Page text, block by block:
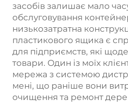
засобів залишає мало
обслуговування
низькозатратна
пластикового ящика є
для підприємств, які
товари. Один із моїх
мережа з системою
мені, що раніше вони
очищення та ремонт